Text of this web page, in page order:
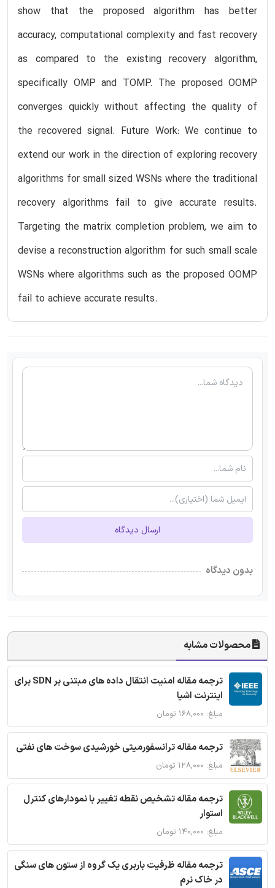
show that the proposed algorithm has better
accuracy, computational complexity and fast recovery
as compared to the existing recovery algorithm,
specifically OMP and TOMP. The proposed OOMP
converges quickly without affecting the quality of
the recovered signal. Future Work: We continue to
extend our work in the direction of exploring recovery
algorithms for small sized WSNs where the traditional
recovery algorithms fail to give accurate results.
Targeting the matrix completion problem, we aim to
devise a reconstruction algorithm for such small scale
WSNs where algorithms such as the proposed OOMP
fail to achieve accurate results.
ارسال دیدگاه
بدون دیدگاه
محصولات مشابه
ترجمه مقاله امنیت انتقال داده های مبتنی بر SDN برای
اینترنت اشیا
مبلغ: ۱۶۸,۰۰۰ تومان
ترجمه مقاله ترانسفورمیتی خورشیدی سوخت های نفتی
مبلغ: ۱۲۸,۰۰۰ تومان
ترجمه مقاله تشخیص نقطه تغییر با نمودارهای کنترل
استوار
مبلغ: ۱۴۰,۰۰۰ تومان
ترجمه مقاله ظرفیت باربری یک گروه از ستون های سنگی
در خاک نرم